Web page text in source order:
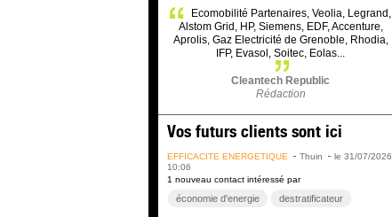
Ecomobilité Partenaires, Veolia, Legrand,
Alstom Grid, HP, Siemens, EDF, Accenture,
Aprolis, Gaz Electricité de Grenoble, Rhodia,
IFP, Evasol, Soitec, Eolas...
Cleantech Republic
Rédaction
Vos futurs clients sont ici
EFFICACITÉ ÉNERGÉTIQUE Thuin
le 31/07/2026
10:06
1 nouveau contact intéressé par
économie d'energie destratificateur